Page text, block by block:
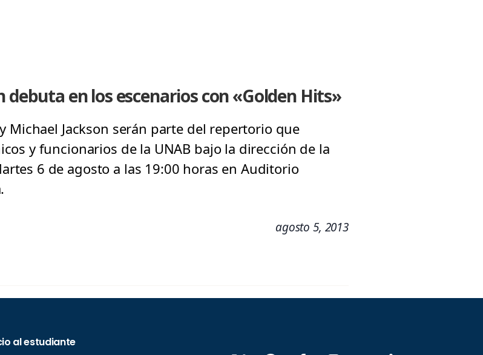
debuta en los escenarios con «Golden Hits»
Michael Jackson serán parte del repertorio que
y funcionarios de la UNAB bajo la dirección de la
6 de agosto a las 19:00 horas en Auditorio
agosto 5, 2013